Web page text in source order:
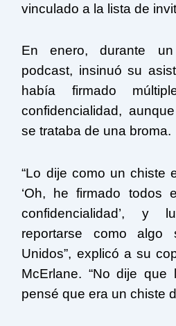
vinculado a la lista de
En enero, durante
podcast, insinuó su
había firmado
confidencialidad,
se trataba de una broma.
“Lo dije como un chiste
‘Oh, he firmado todos
confidencialidad’, y
reportarse como algo
Unidos”, explicó a su
McErlane. “No dije que
pensé que era un chiste